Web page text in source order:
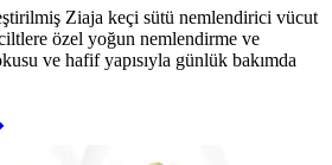
Ziaja keçi sütü nemlendirici vücut
özel yoğun nemlendirme ve
ve hafif yapısıyla günlük bakımda